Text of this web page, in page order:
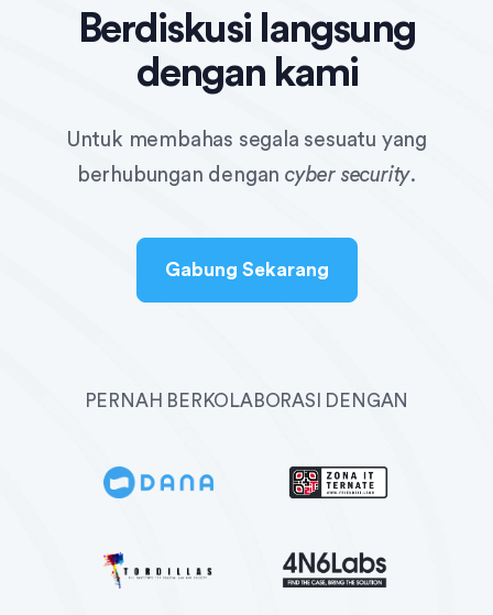
Berdiskusi langsung
dengan kami
Untuk membahas segala sesuatu yang
berhubungan dengancyber security.
Gabung Sekarang
PERNAH BERKOLABORASI DENGAN